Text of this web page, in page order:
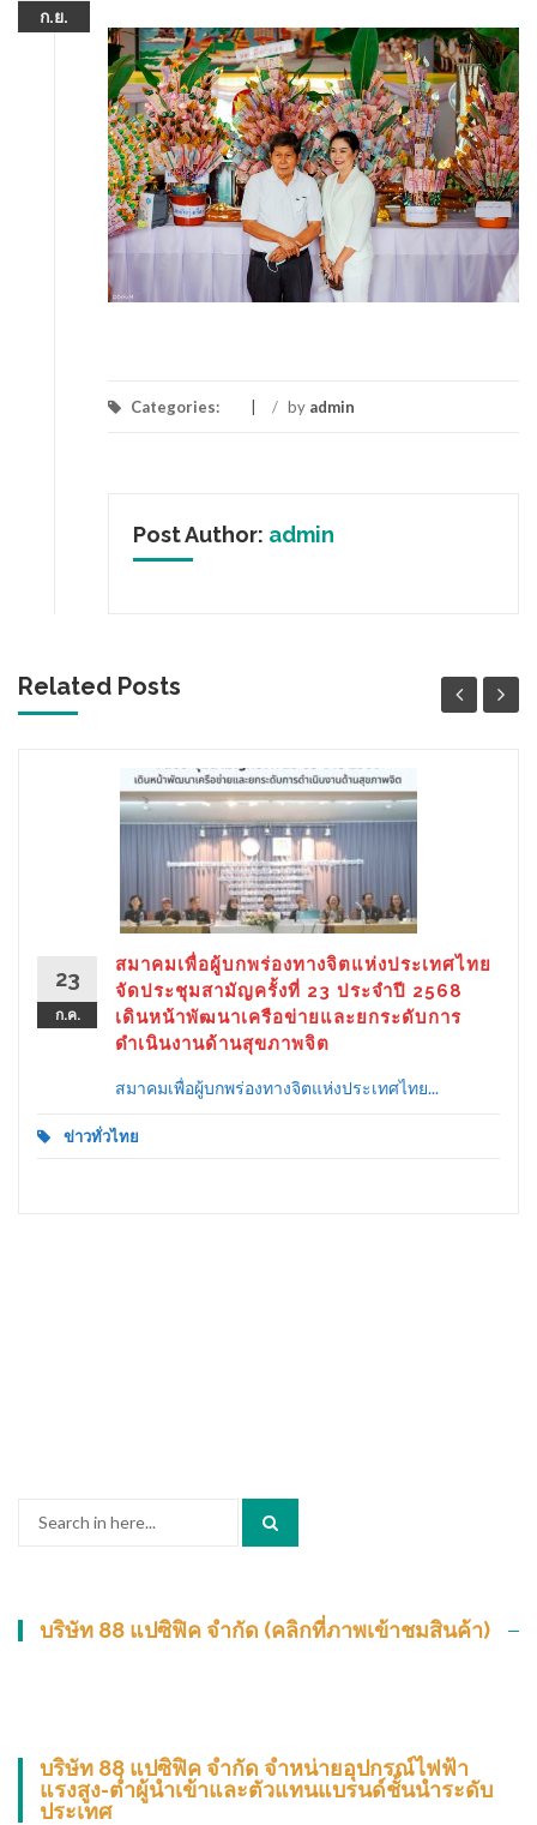
ก.ย.
Categories: / by admin
Post Author: admin
Related Posts
23
ก.ค.
สมาคมเพื่อผู้บกพร่องทางจิตแห่งประเทศไทย
จัดประชุมสามัญครั้งที่ 23 ประจำปี 2568
เดินหน้าพัฒนาเครือข่ายและยกระดับการ
ดำเนินงานด้านสุขภาพจิต
สมาคมเพื่อผู้บกพร่องทางจิตแห่งประเทศไทย...
ข่าวทั่วไทย
บริษัท 88 แปซิฟิค จำกัด (คลิกที่ภาพเข้าชมสินค้า)
บริษัท 88 แปซิฟิค จำกัด จำหน่ายอุปกรณ์ไฟฟ้า
แรงสูง-ต่ำผู้นำเข้าและตัวแทนแบรนด์ชั้นนำระดับ
ประเทศ